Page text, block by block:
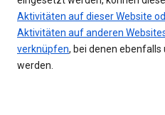
Aktivitäten auf dieser Website
Aktivitäten auf anderen
verknüpfen, bei denen
werden.